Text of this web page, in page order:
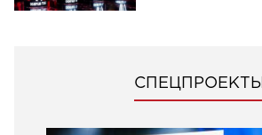
СПЕЦПРОЕКТЫ